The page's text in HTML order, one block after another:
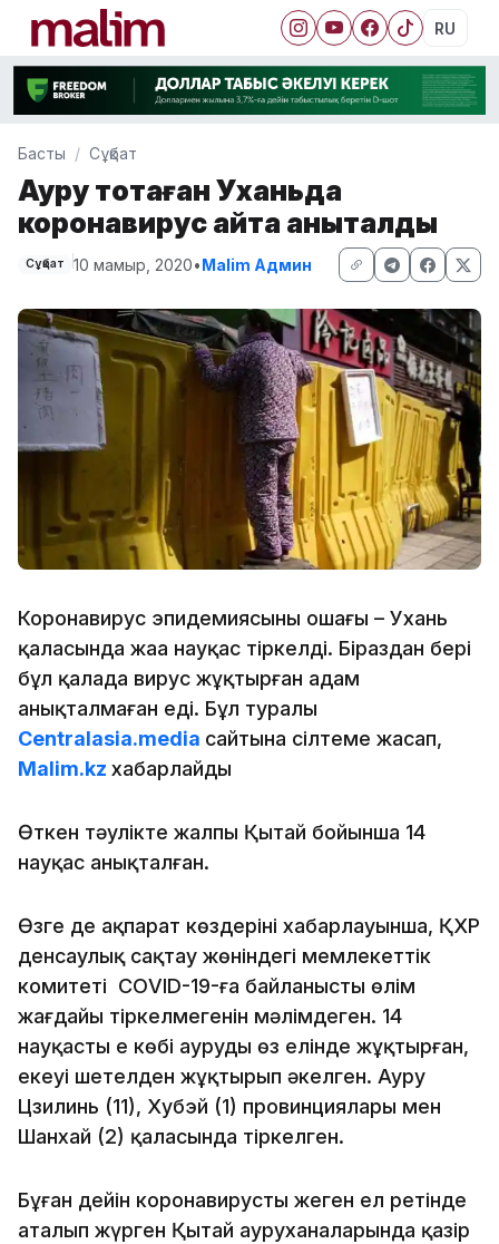
RU
Басты Сұқбат
Ауру тоқтаған Уханьда
коронавирус қайта анықталды
Сұқбат 10 мамыр, 2020•Malim Админ
Коронавирус эпидемиясының ошағы – Ухань
қаласында жаңа науқас тіркелді. Біраздан бері
бұл қалада вирус жұқтырған адам
анықталмаған еді. Бұл туралы
Сentralasia.media сайтына сілтеме жасап,
Malim.kz хабарлайды
Өткен тәулікте жалпы Қытай бойынша 14
науқас анықталған.
Өзге де ақпарат көздерінің хабарлауынша, ҚХР
денсаулық сақтау жөніндегі мемлекеттік
комитеті СОVID-19-ға байланысты өлім
жағдайы тіркелмегенін мәлімдеген. 14
науқастың ең көбі ауруды өз елінде жұқтырған,
екеуі шетелден жұқтырып әкелген. Ауру
Цзилинь (11), Хубэй (1) провинциялары мен
Шанхай (2) қаласында тіркелген.
Бұған дейін коронавирусты жеңген ел ретінде
аталып жүрген Қытай ауруханаларында қазір